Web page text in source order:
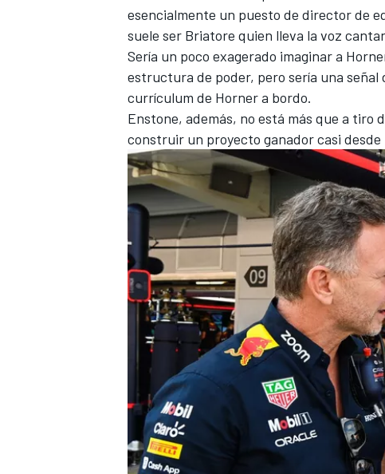
esencialmente un puesto de director de
suele ser Briatore quien lleva la voz
Sería un poco exagerado imaginar a
estructura de poder, pero sería una señal
currículum de Horner a bordo.
Enstone, además, no está más que a tiro
construir un proyecto ganador casi